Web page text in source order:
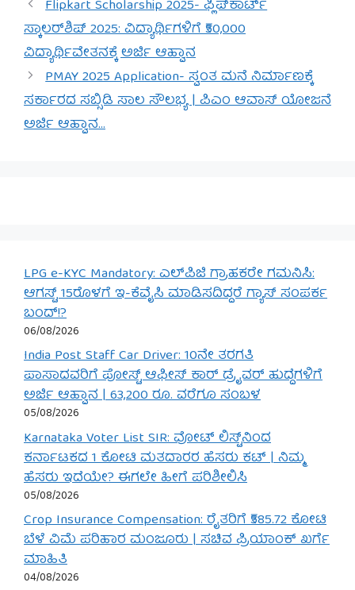
Flipkart Scholarship 2025- ಫ್ಲಿಪ್‌ಕಾರ್ಟ್
ಸ್ಕಾಲರ್‌ಶಿಪ್ 2025: ವಿದ್ಯಾರ್ಥಿಗಳಿಗೆ ₹50,000
ವಿದ್ಯಾರ್ಥಿವೇತನಕ್ಕೆ ಅರ್ಜಿ ಆಹ್ವಾನ
PMAY 2025 Application- ಸ್ವಂತ ಮನೆ ನಿರ್ಮಾಣಕ್ಕೆ
ಸರ್ಕಾರದ ಸಬ್ಸಿಡಿ ಸಾಲ ಸೌಲಭ್ಯ | ಪಿಎಂ ಆವಾಸ್ ಯೋಜನೆ
ಅರ್ಜಿ ಆಹ್ವಾನ…
LPG e-KYC Mandatory: ಎಲ್‌ಪಿಜಿ ಗ್ರಾಹಕರೇ ಗಮನಿಸಿ:
ಆಗಸ್ಟ್ 15ರೊಳಗೆ ಇ-ಕೆವೈಸಿ ಮಾಡಿಸದಿದ್ದರೆ ಗ್ಯಾಸ್ ಸಂಪರ್ಕ
ಬಂದ್!?
06/08/2026
India Post Staff Car Driver: 10ನೇ ತರಗತಿ
ಪಾಸಾದವರಿಗೆ ಪೋಸ್ಟ್ ಆಫೀಸ್ ಕಾರ್ ಡ್ರೈವರ್ ಹುದ್ದೆಗಳಿಗೆ
ಅರ್ಜಿ ಆಹ್ವಾನ | 63,200 ರೂ. ವರೆಗೂ ಸಂಬಳ
05/08/2026
Karnataka Voter List SIR: ವೋಟ್ ಲಿಸ್ಟ್‌ನಿಂದ
ಕರ್ನಾಟಕದ 1 ಕೋಟಿ ಮತದಾರರ ಹೆಸರು ಕಟ್ | ನಿಮ್ಮ
ಹೆಸರು ಇದೆಯೇ? ಈಗಲೇ ಹೀಗೆ ಪರಿಶೀಲಿಸಿ
05/08/2026
Crop Insurance Compensation: ರೈತರಿಗೆ ₹585.72 ಕೋಟಿ
ಬೆಳೆ ವಿಮೆ ಪರಿಹಾರ ಮಂಜೂರು | ಸಚಿವ ಪ್ರಿಯಾಂಕ್ ಖರ್ಗೆ
ಮಾಹಿತಿ
04/08/2026